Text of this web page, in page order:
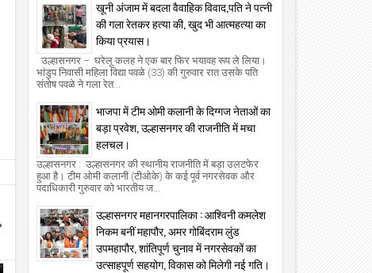
खूनी अंजाम में बदला वैवाहिक विवाद,पति ने पत्नी
की गला रेतकर हत्या की, खुद भी आत्महत्या का
किया प्रयास।
उल्हासनगर – घरेलू कलह ने एक बार फिर भयावह रूप ले लिया।
भांडुप निवासी महिला विद्या पवळे (33) की गुरुवार रात उसके पति
संतोष पवळे ने गला रेत...
भाजपा में टीम ओमी कलानी के दिग्गज नेताओं का
बड़ा प्रवेश, उल्हासनगर की राजनीति में मचा
हलचल।
उल्हासनगर : उल्हासनगर की स्थानीय राजनीति में बड़ा उलटफेर
हुआ है। टीम ओमी कलानी (टीओके) के कई पूर्व नगरसेवक और
पदाधिकारी गुरुवार को भारतीय ज...
उल्हासनगर महानगरपालिका : आश्विनी कमलेश
निकम बनीं महापौर, अमर गोबिंदराम लुंड
उपमहापौर, शांतिपूर्ण चुनाव में नगरसेवकों का
उत्साहपूर्ण सहयोग, विकास को मिलेगी नई गति।